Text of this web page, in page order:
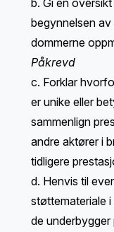
begynnelsen
dommerne
Påkrevd
c. Forklar
er unike eller
sammenlign
andre aktører i
tidligere
d. Henvis til
støttemateriale
de